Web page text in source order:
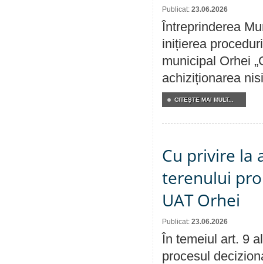
Publicat: 23.06.2026
Întreprinderea
inițierea
municipal Orhei
achiziționarea
CITEŞTE MAI MULT...
Cu privire la
terenului
UAT Orhei
Publicat: 23.06.2026
În temeiul art. 9
procesul